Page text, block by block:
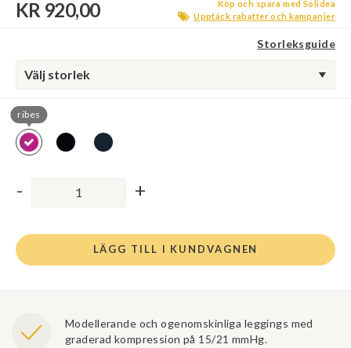
Köp och spara med Solidea
Upptäck rabatter och kampanjer
KR 920,00
Storleksguide
Välj storlek
ribes
LÄGG TILL I KUNDVAGNEN
Modellerande och ogenomskinliga leggings med
graderad kompression på 15/21 mmHg.